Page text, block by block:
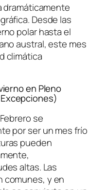
dramáticamente
Desde las
polar hasta el
austral, este mes
climática
en Pleno
se
por ser un mes frío
pueden
altas. Las
comunes, y en